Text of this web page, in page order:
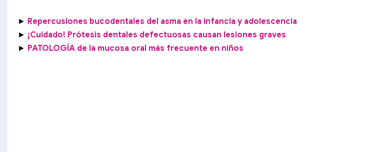
► Repercusiones bucodentales del asma en la infancia y adolescencia
► ¡Cuidado! Prótesis dentales defectuosas causan lesiones graves
► PATOLOGÍA de la mucosa oral más frecuente en niños